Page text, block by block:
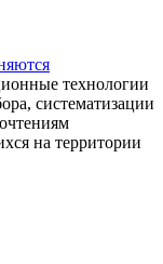
технологии
систематизации
на территории